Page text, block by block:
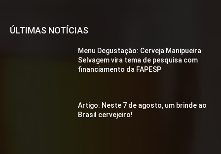
ÚLTIMAS NOTÍCIAS
Menu Degustação: Cerveja Manipueira
Selvagem vira tema de pesquisa com
financiamento da FAPESP
Artigo: Neste 7 de agosto, um brinde ao
Brasil cervejeiro!